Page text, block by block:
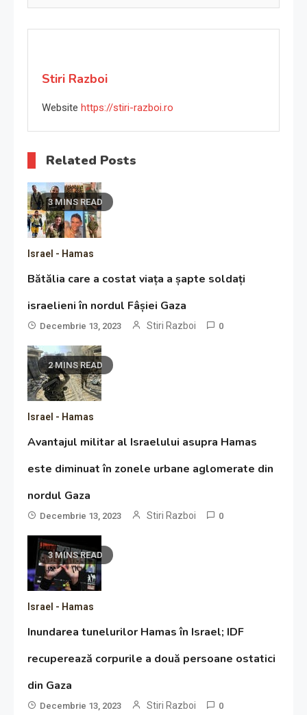
Stiri Razboi
Website https://stiri-razboi.ro
Related Posts
3 MINS READ
Israel - Hamas
Bătălia care a costat viața a șapte soldați
israelieni în nordul Fâșiei Gaza
Decembrie 13, 2023 Stiri Razboi 0
2 MINS READ
Israel - Hamas
Avantajul militar al Israelului asupra Hamas
este diminuat în zonele urbane aglomerate din
nordul Gaza
Decembrie 13, 2023 Stiri Razboi 0
3 MINS READ
Israel - Hamas
Inundarea tunelurilor Hamas în Israel; IDF
recuperează corpurile a două persoane ostatici
din Gaza
Decembrie 13, 2023 Stiri Razboi 0